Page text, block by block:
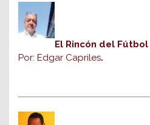
El Rincón del
Por: Edgar Capriles.